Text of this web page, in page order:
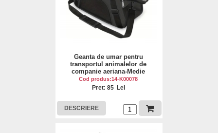
Geanta de umar pentru
transportul animalelor de
companie aeriana-Medie
Cod produs:14-K00078
Pret: 85 Lei
DESCRIERE